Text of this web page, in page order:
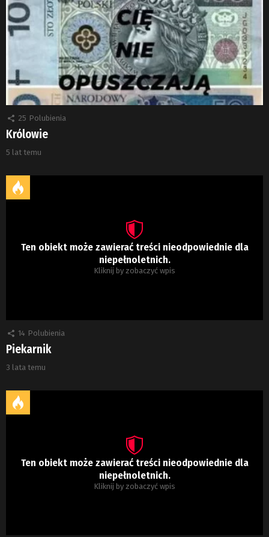
25 Polubienia
Królowie
5 lat temu
Ten obiekt może zawierać treści nieodpowiednie dla
niepełnoletnich.
Kliknij by zobaczyć wpis
14 Polubienia
Piekarnik
3 lata temu
Ten obiekt może zawierać treści nieodpowiednie dla
niepełnoletnich.
Kliknij by zobaczyć wpis